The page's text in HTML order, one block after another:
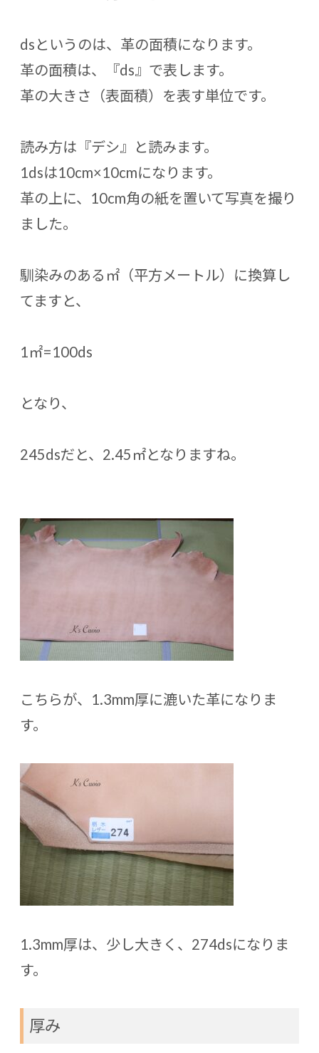
dsというのは、革の面積になります。
革の面積は、『ds』で表します。
革の大きさ（表面積）を表す単位です。
読み方は『デシ』と読みます。
1dsは10cm×10cmになります。
革の上に、10cm角の紙を置いて写真を撮り
ました。
馴染みのある㎡（平方メートル）に換算し
てますと、
1㎡=100ds
となり、
245dsだと、2.45㎡となりますね。
こちらが、1.3mm厚に漉いた革になりま
す。
1.3mm厚は、少し大きく、274dsになりま
す。
厚み